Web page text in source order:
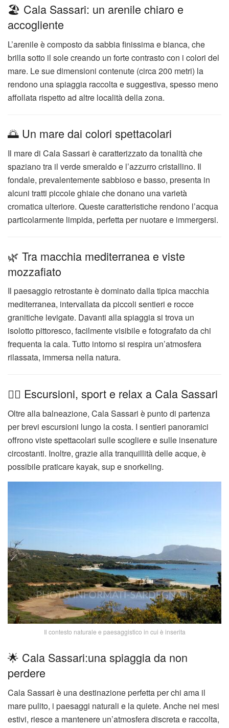
🏖️ Cala Sassari: un arenile chiaro e
accogliente
L’arenile è composto da sabbia finissima e bianca, che
brilla sotto il sole creando un forte contrasto con i colori del
mare. Le sue dimensioni contenute (circa 200 metri) la
rendono una spiaggia raccolta e suggestiva, spesso meno
affollata rispetto ad altre località della zona.
🌅 Un mare dai colori spettacolari
Il mare di Cala Sassari è caratterizzato da tonalità che
spaziano tra il verde smeraldo e l’azzurro cristallino. Il
fondale, prevalentemente sabbioso e basso, presenta in
alcuni tratti piccole ghiaie che donano una varietà
cromatica ulteriore. Queste caratteristiche rendono l’acqua
particolarmente limpida, perfetta per nuotare e immergersi.
🌿 Tra macchia mediterranea e viste
mozzafiato
Il paesaggio retrostante è dominato dalla tipica macchia
mediterranea, intervallata da piccoli sentieri e rocce
granitiche levigate. Davanti alla spiaggia si trova un
isolotto pittoresco, facilmente visibile e fotografato da chi
frequenta la cala. Tutto intorno si respira un’atmosfera
rilassata, immersa nella natura.
🚶‍♂️ Escursioni, sport e relax a Cala Sassari
Oltre alla balneazione, Cala Sassari è punto di partenza
per brevi escursioni lungo la costa. I sentieri panoramici
offrono viste spettacolari sulle scogliere e sulle insenature
circostanti. Inoltre, grazie alla tranquillità delle acque, è
possibile praticare kayak, sup e snorkeling.
Il contesto naturale e paesaggistico in cui è inserita
🌟 Cala Sassari:una spiaggia da non
perdere
Cala Sassari è una destinazione perfetta per chi ama il
mare pulito, i paesaggi naturali e la quiete. Anche nei mesi
estivi, riesce a mantenere un’atmosfera discreta e raccolta,